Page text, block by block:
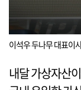
이석우 두나무 대표이
내달 가상자산